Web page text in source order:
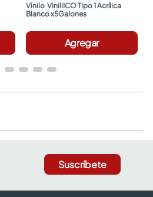
Vinilo  ViniliICO Tipo 1 Acrílica
Blanco x5Galones
Agregar
Suscríbete